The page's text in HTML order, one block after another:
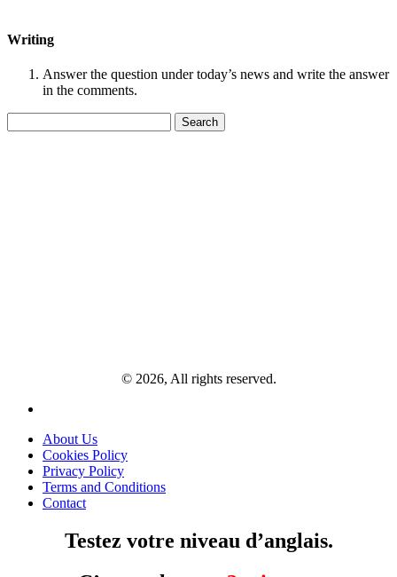
Writing
Answer the question under today’s news and write the answer
in the comments.
for:
© 2026, All rights reserved.
About Us
Cookies Policy
Privacy Policy
Terms and Conditions
Contact
Testez votre niveau d’anglais.